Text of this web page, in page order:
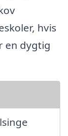
hvis
en dygtig